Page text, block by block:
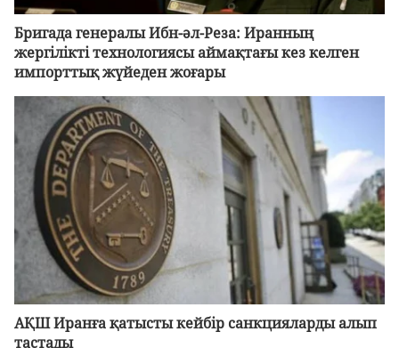
Бригада генералы Ибн-әл-Реза: Иранның
жергілікті технологиясы аймақтағы кез келген
импорттық жүйеден жоғары
АҚШ Иранға қатысты кейбір санкцияларды алып
тастады